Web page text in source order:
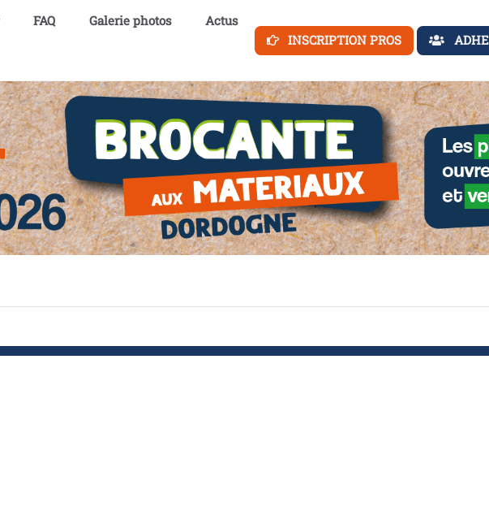
FAQ Galerie photos
Actus
INSCRIPTION PROS